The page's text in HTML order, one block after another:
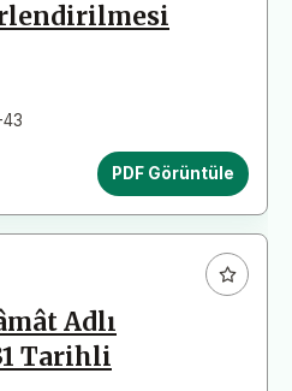
130 Gün)
PDF Görüntüle
Adlı
Tarihli